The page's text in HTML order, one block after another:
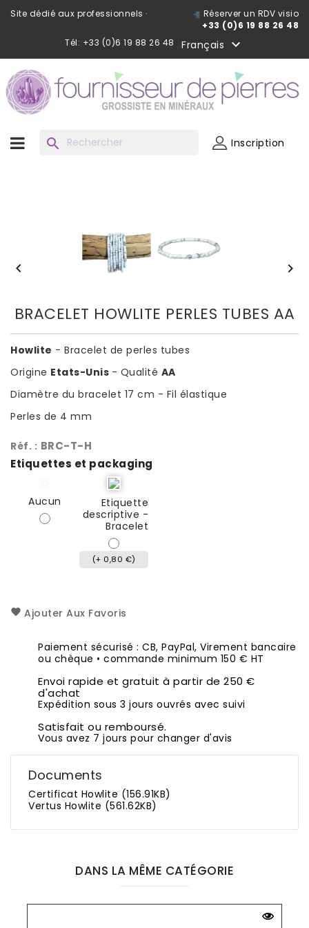
Site dédié aux professionnels ·
Réserver un RDV visio
+33 (0)6 19 88 26 48
Tél: +33 (0)6 19 88 26 48
Français 
search Inscription
 
BRACELET HOWLITE PERLES TUBES AA
Howlite - Bracelet de perles tubes
Origine Etats-Unis - Qualité AA
Diamètre du bracelet 17 cm - Fil élastique
Perles de 4 mm
Réf. : BRC-T-H
Etiquettes et packaging
Aucun
Etiquette
descriptive -
Bracelet
(+ 0,80 €)
Ajouter Aux Favoris
Paiement sécurisé : CB, PayPal, Virement bancaire
ou chèque • commande minimum 150 € HT
Envoi rapide et gratuit à partir de 250 €
d'achat
Expédition sous 3 jours ouvrés avec suivi
Satisfait ou remboursé.
Vous avez 7 jours pour changer d'avis
Documents
Certificat Howlite (156.91KB)
Vertus Howlite (561.62KB)
DANS LA MÊME CATÉGORIE